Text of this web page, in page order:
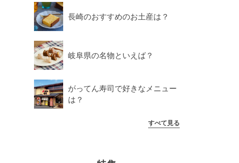
長崎のおすすめのお土産は？
岐阜県の名物といえば？
がってん寿司で好きなメニュー
は？
すべて見る